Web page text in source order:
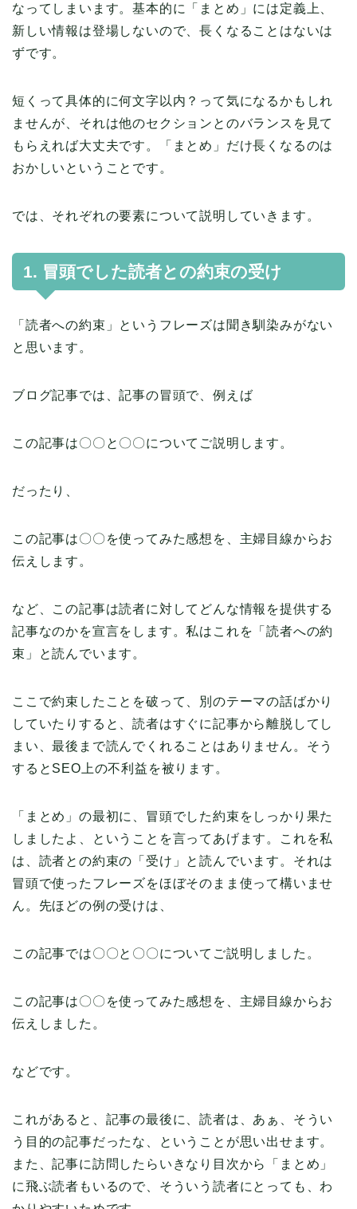
なってしまいます。基本的に「まとめ」には定義上、
新しい情報は登場しないので、長くなることはないは
ずです。
短くって具体的に何文字以内？って気になるかもしれ
ませんが、それは他のセクションとのバランスを見て
もらえれば大丈夫です。「まとめ」だけ長くなるのは
おかしいということです。
では、それぞれの要素について説明していきます。
1. 冒頭でした読者との約束の受け
「読者への約束」というフレーズは聞き馴染みがない
と思います。
ブログ記事では、記事の冒頭で、例えば
この記事は〇〇と〇〇についてご説明します。
だったり、
この記事は〇〇を使ってみた感想を、主婦目線からお
伝えします。
など、この記事は読者に対してどんな情報を提供する
記事なのかを宣言をします。私はこれを「読者への約
束」と読んでいます。
ここで約束したことを破って、別のテーマの話ばかり
していたりすると、読者はすぐに記事から離脱してし
まい、最後まで読んでくれることはありません。そう
するとSEO上の不利益を被ります。
「まとめ」の最初に、冒頭でした約束をしっかり果た
しましたよ、ということを言ってあげます。これを私
は、読者との約束の「受け」と読んでいます。それは
冒頭で使ったフレーズをほぼそのまま使って構いませ
ん。先ほどの例の受けは、
この記事では〇〇と〇〇についてご説明しました。
この記事は〇〇を使ってみた感想を、主婦目線からお
伝えしました。
などです。
これがあると、記事の最後に、読者は、あぁ、そうい
う目的の記事だったな、ということが思い出せます。
また、記事に訪問したらいきなり目次から「まとめ」
に飛ぶ読者もいるので、そういう読者にとっても、わ